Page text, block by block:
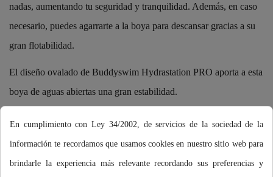
nadas, aumentando tu seguridad y tranquilidad. Además, en caso
necesario, puedes agarrarte a la boya para descansar gracias a su
gran flotabilidad.
El diseño ovalado de Buddyswim Hydrastation PRO aporta a esta
boya de aguas abiertas una gran estabilidad.
En ningún caso la boya sustituye un chaleco salvavidas.
En cumplimiento con Ley 34/2002, de servicios de la sociedad de la
información te recordamos que usamos cookies en nuestro sitio web para
brindarle la experiencia más relevante recordando sus preferencias y